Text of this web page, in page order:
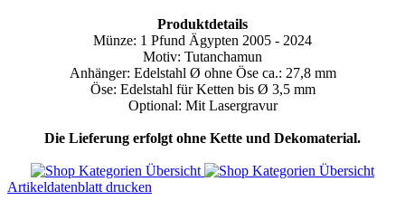
Produktdetails
Münze: 1 Pfund Ägypten 2005 - 2024
Motiv: Tutanchamun
Anhänger: Edelstahl Ø ohne Öse ca.: 27,8 mm
Öse: Edelstahl für Ketten bis Ø 3,5 mm
Optional: Mit Lasergravur
Die Lieferung erfolgt ohne Kette und Dekomaterial.
Artikeldatenblatt drucken